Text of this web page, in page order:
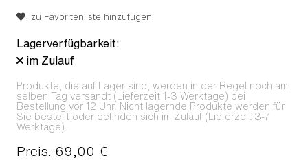
zu Favoritenliste hinzufügen
Lagerverfügbarkeit:
im Zulauf
Produkte, die auf Lager sind, werden in der Regel noch am
selben Tag versandt (Lieferzeit 1-3 Werktage) bei
Bestellung vor 12 Uhr. Nicht lagernde Produkte werden für
Sie bestellt oder befinden sich im Zulauf (Lieferzeit 3-7
Werktage).
Preis: 69,00 €